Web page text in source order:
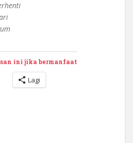
ini jika bermanfaat
Lagi